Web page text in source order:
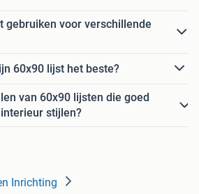
gebruiken voor verschillende
60x90 lijst het beste?
van 60x90 lijsten die goed
stijlen?
Inrichting